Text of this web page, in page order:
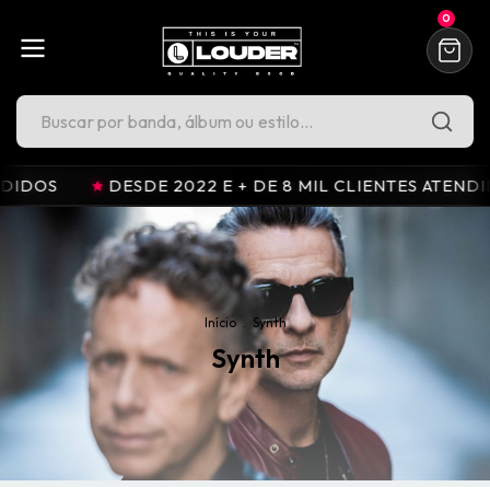
0
E + DE 8 MIL CLIENTES ATENDIDOS DESDE
Início Synth
Synth